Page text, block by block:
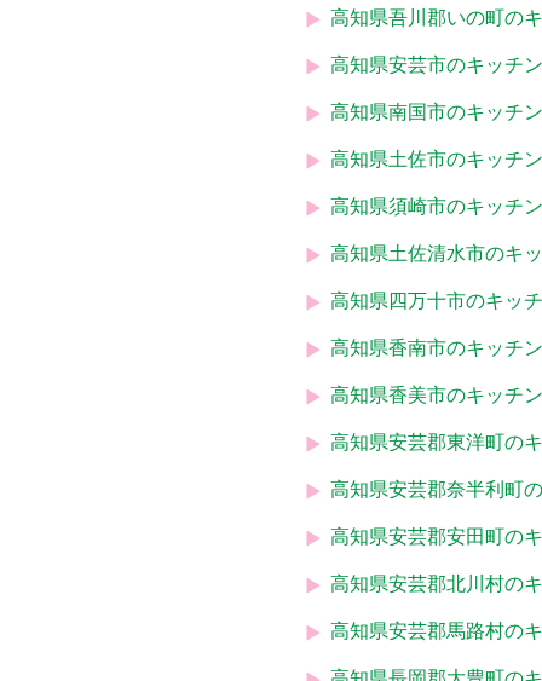
高知県吾川郡いの町の
高知県安芸市のキッチ
高知県南国市のキッチ
高知県土佐市のキッチ
高知県須崎市のキッチ
高知県土佐清水市のキ
高知県四万十市のキッ
高知県香南市のキッチ
高知県香美市のキッチ
高知県安芸郡東洋町の
高知県安芸郡奈半利町
高知県安芸郡安田町の
高知県安芸郡北川村の
高知県安芸郡馬路村の